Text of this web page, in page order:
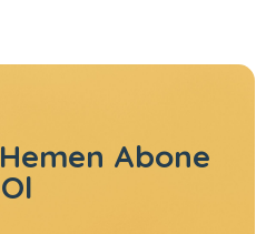
Hemen Abone
Ol